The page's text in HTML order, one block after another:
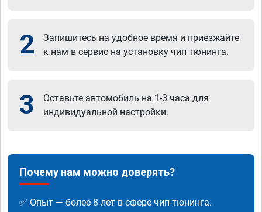
2
Запишитесь на удобное время и приезжайте
к нам в сервис на установку чип тюнинга.
3
Оставьте автомобиль на 1-3 часа для
индивидуальной настройки.
Почему нам можно доверять?
✅ Опыт — более 8 лет в сфере чип-тюнинга.